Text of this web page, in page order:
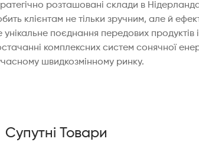
розташовані склади в
клієнтам не тільки зручним, але й
унікальне поєднання передових продуктів
комплексних систем сонячної
швидкозмінному ринку.
Супутні Товари